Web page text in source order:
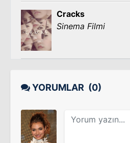
Cracks
Sinema Filmi
YORUMLAR (0)